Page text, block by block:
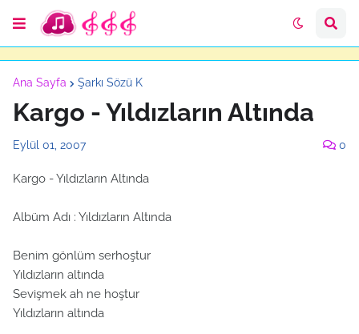
Ana Sayfa Şarkı Sözü K
Kargo - Yıldızların Altında
Eylül 01, 2007 0
Kargo - Yıldızların Altında
Albüm Adı : Yıldızların Altında
Benim gönlüm serhoştur
Yıldızların altında
Sevişmek ah ne hoştur
Yıldızların altında